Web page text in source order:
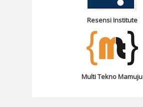
Resensi Institute
Multi Tekno Mamuju